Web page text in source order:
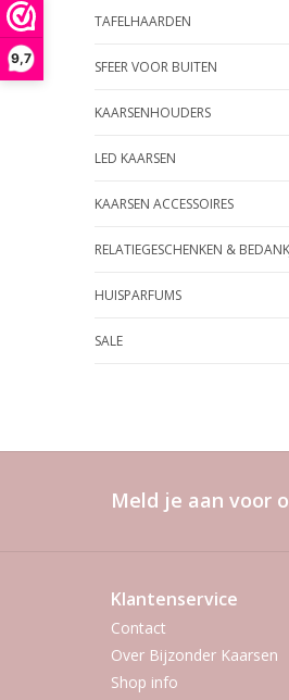
9,7
TAFELHAARDEN
SFEER VOOR BUITEN
KAARSENHOUDERS
LED KAARSEN
KAARSEN ACCESSOIRES
RELATIEGESCHENKEN &
HUISPARFUMS
SALE
Meld je aan voor
Klantenservice
Contact
Over Bijzonder Kaarsen
Shop info